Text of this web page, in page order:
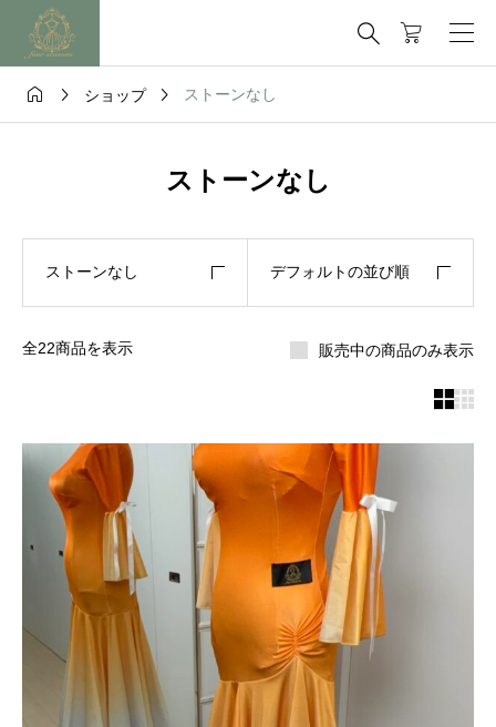

  ショップ  ストーンなし
ストーンなし
全22商品を表示
ストーンなし デフォルトの並び順
販売中の商品のみ表示
